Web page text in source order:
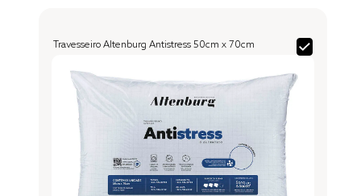
Travesseiro Altenburg Antistress 50cm x 70cm